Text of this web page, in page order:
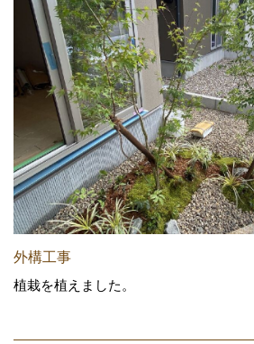
外構工事
植栽を植えました。